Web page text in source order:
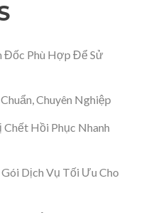
Đốc Phù Hợp Để Sử
Chuyên Nghiệp
Chết Hồi Phục Nhanh
Dịch Vụ Tối Ưu Cho